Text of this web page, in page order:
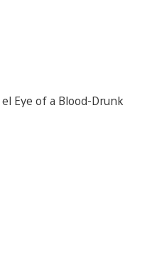
Eye of a Blood-Drunk